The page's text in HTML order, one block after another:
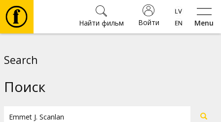
Menu
Войти
Найти фильм
Search
Поиск